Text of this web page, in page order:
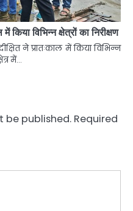
किया विभिन्न क्षेत्रों का निरीक्षण
ने प्रातःकाल में किया विभिन्न
में…
be published. Required